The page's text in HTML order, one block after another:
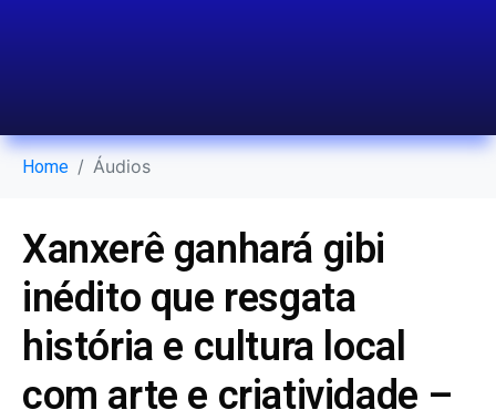
Home Áudios
Xanxerê ganhará gibi
inédito que resgata
história e cultura local
com arte e criatividade –